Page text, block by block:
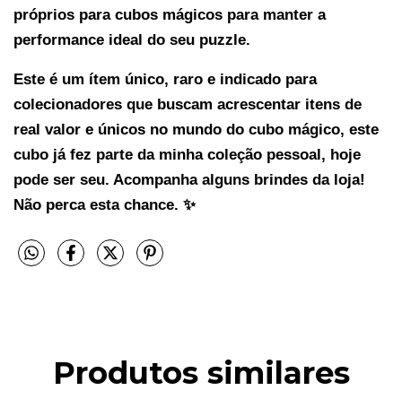
próprios para cubos mágicos para manter a
performance ideal do seu puzzle.
Este é um ítem único, raro e indicado para
colecionadores que buscam acrescentar itens de
real valor e únicos no mundo do cubo mágico, este
cubo já fez parte da minha coleção pessoal, hoje
pode ser seu. Acompanha alguns brindes da loja!
Não perca esta chance. ✨
Produtos similares